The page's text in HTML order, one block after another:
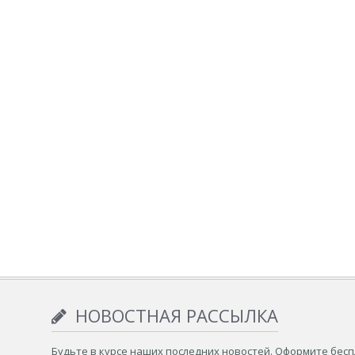
НОВОСТНАЯ РАССЫЛКА
Будьте в курсе наших последних новостей. Оформите